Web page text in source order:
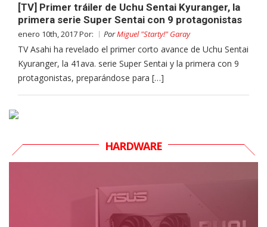
[TV] Primer tráiler de Uchu Sentai Kyuranger, la
primera serie Super Sentai con 9 protagonistas
enero 10th, 2017 Por: PorMiguel "Starty!" Garay
TV Asahi ha revelado el primer corto avance de Uchu Sentai
Kyuranger, la 41ava. serie Super Sentai y la primera con 9
protagonistas, preparándose para […]
HARDWARE